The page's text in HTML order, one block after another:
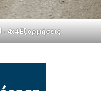
4x4 Εξορμήσεις